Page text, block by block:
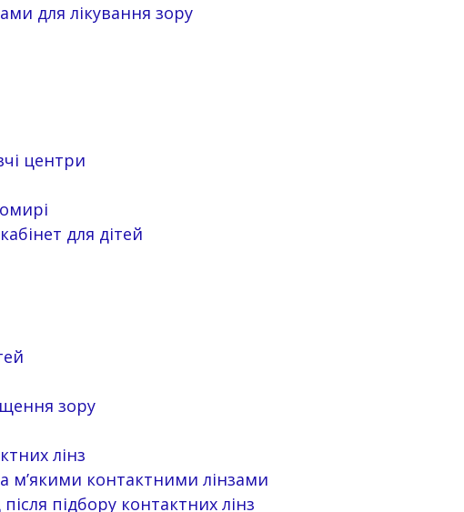
для лікування зору
центри
для дітей
зору
лінз
м’якими контактними лінзами
підбору контактних лінз